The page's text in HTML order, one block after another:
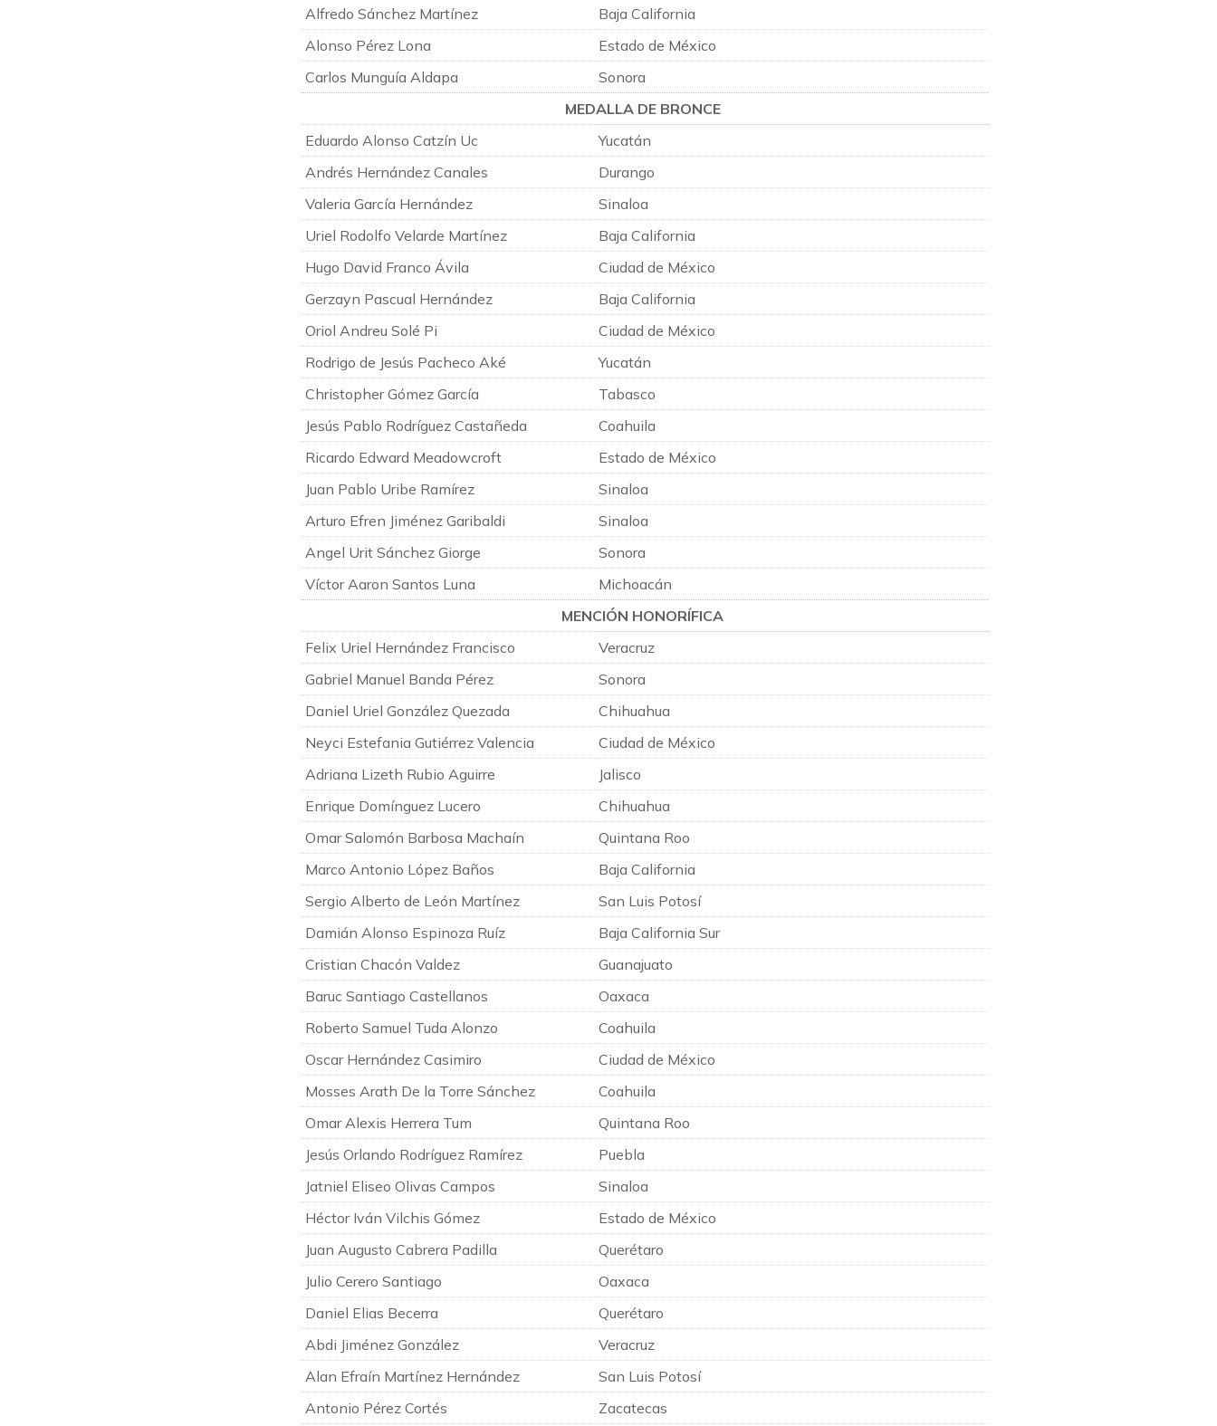
Alfredo Sánchez Martínez
Baja California
Alonso Pérez Lona
Estado de México
Carlos Munguía Aldapa
Sonora
MEDALLA DE BRONCE
Eduardo Alonso Catzín Uc
Yucatán
Andrés Hernández Canales
Durango
Valeria García Hernández
Sinaloa
Uriel Rodolfo Velarde Martínez
Baja California
Hugo David Franco Ávila
Ciudad de México
Gerzayn Pascual Hernández
Baja California
Oriol Andreu Solé Pi
Ciudad de México
Rodrigo de Jesús Pacheco Aké
Yucatán
Christopher Gómez García
Tabasco
Jesús Pablo Rodríguez Castañeda
Coahuila
Ricardo Edward Meadowcroft
Estado de México
Juan Pablo Uribe Ramírez
Sinaloa
Arturo Efren Jiménez Garibaldi
Sinaloa
Angel Urit Sánchez Giorge
Sonora
Víctor Aaron Santos Luna
Michoacán
MENCIÓN HONORÍFICA
Felix Uriel Hernández Francisco
Veracruz
Gabriel Manuel Banda Pérez
Sonora
Daniel Uriel González Quezada
Chihuahua
Neyci Estefania Gutiérrez Valencia
Ciudad de México
Adriana Lizeth Rubio Aguirre
Jalisco
Enrique Domínguez Lucero
Chihuahua
Omar Salomón Barbosa Machaín
Quintana Roo
Marco Antonio López Baños
Baja California
Sergio Alberto de León Martínez
San Luis Potosí
Damián Alonso Espinoza Ruíz
Baja California Sur
Cristian Chacón Valdez
Guanajuato
Baruc Santiago Castellanos
Oaxaca
Roberto Samuel Tuda Alonzo
Coahuila
Oscar Hernández Casimiro
Ciudad de México
Mosses Arath De la Torre Sánchez
Coahuila
Omar Alexis Herrera Tum
Quintana Roo
Jesús Orlando Rodríguez Ramírez
Puebla
Jatniel Eliseo Olivas Campos
Sinaloa
Héctor Iván Vilchis Gómez
Estado de México
Juan Augusto Cabrera Padilla
Querétaro
Julio Cerero Santiago
Oaxaca
Daniel Elias Becerra
Querétaro
Abdi Jiménez González
Veracruz
Alan Efraín Martínez Hernández
San Luis Potosí
Antonio Pérez Cortés
Zacatecas